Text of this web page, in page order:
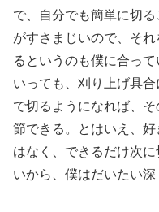
で、自分でも簡単に切
がすさまじいので、そ
るというのも僕に合っ
いっても、刈り上げ具
で切るようになれば、
節できる。とはいえ、
はなく、できるだけ次
いから、僕はだいたい深